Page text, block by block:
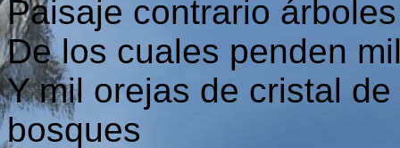
Paisaje contrario
De los cuales penden
Y mil orejas de cristal
bosques